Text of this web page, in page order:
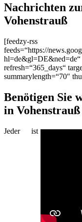
Nachrichten
Vohenstrauß
[feedzy-rss
feeds=“https://
hl=de&gl=DE&ned=de“
refresh=“365_days“
summarylength=“70″
Benötigen Sie
in Vohenstrauß
Jeder ist